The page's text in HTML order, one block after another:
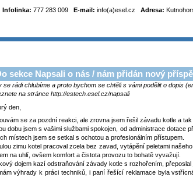
Infolinka: 777 283 009 E-mail: info(a)esel.cz Adresa:
sekce Napsali o nás / nám přidán nový
se rádi chlubíme a proto bychom se chtěli s vámi podělit o dopis
na stránce http://estech.esel.cz/napsali
den,
se za pozdní reakci, ale zrovna jsem řešil závadu kotle a
dobu jsem s vašimi službami spokojen, od administrace dotace
místech jsem se setkal s ochotou a profesionálním přístupem.
zimu kotel pracoval zcela bez zavad, vytápění peletami
na uhlí, ovšem komfort a čistota provozu to bohatě vyvažují.
dojem kazí odstraňování závady kotle s rozhořením,
výhrady k práci techniků, i paní řešící reklamace byla